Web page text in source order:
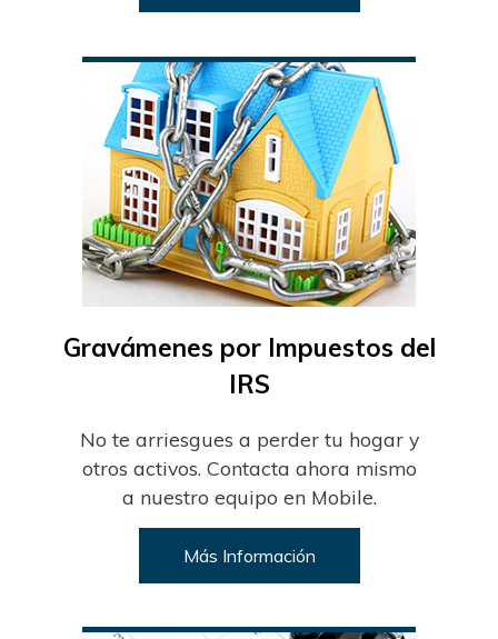
Gravámenes por Impuestos del
IRS
No te arriesgues a perder tu hogar y
otros activos. Contacta ahora mismo
a nuestro equipo en Mobile.
Más Información